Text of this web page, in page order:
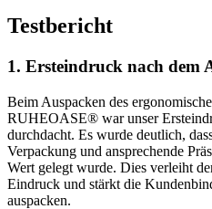
Testbericht
1. Ersteindruck nach dem
Beim Auspacken des
RUHEOASE® war unser
durchdacht. Es wurde deutlich,
Verpackung und ansprechende
Wert gelegt wurde. Dies verleiht
Eindruck und stärkt die
auspacken.